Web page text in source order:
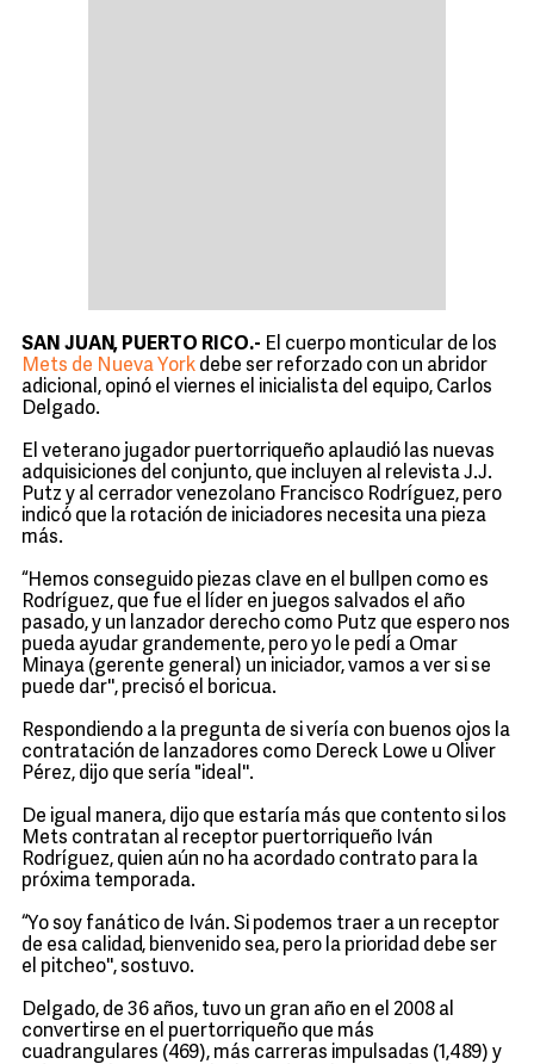
SAN JUAN, PUERTO RICO.- El cuerpo monticular de los
Mets de Nueva York debe ser reforzado con un abridor
adicional, opinó el viernes el inicialista del equipo, Carlos
Delgado.
El veterano jugador puertorriqueño aplaudió las nuevas
adquisiciones del conjunto, que incluyen al relevista J.J.
Putz y al cerrador venezolano Francisco Rodríguez, pero
indicó que la rotación de iniciadores necesita una pieza
más.
“Hemos conseguido piezas clave en el bullpen como es
Rodríguez, que fue el líder en juegos salvados el año
pasado, y un lanzador derecho como Putz que espero nos
pueda ayudar grandemente, pero yo le pedí a Omar
Minaya (gerente general) un iniciador, vamos a ver si se
puede dar'', precisó el boricua.
Respondiendo a la pregunta de si vería con buenos ojos la
contratación de lanzadores como Dereck Lowe u Oliver
Pérez, dijo que sería "ideal''.
De igual manera, dijo que estaría más que contento si los
Mets contratan al receptor puertorriqueño Iván
Rodríguez, quien aún no ha acordado contrato para la
próxima temporada.
“Yo soy fanático de Iván. Si podemos traer a un receptor
de esa calidad, bienvenido sea, pero la prioridad debe ser
el pitcheo'', sostuvo.
Delgado, de 36 años, tuvo un gran año en el 2008 al
convertirse en el puertorriqueño que más
cuadrangulares (469), más carreras impulsadas (1,489) y